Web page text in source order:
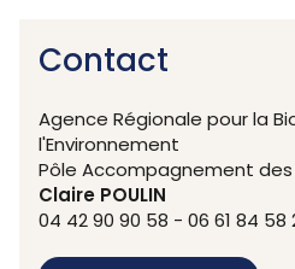
Contact
Agence Régionale pour la
l'Environnement
Pôle Accompagnement
Claire POULIN
04 42 90 90 58 - 06 61 84 58